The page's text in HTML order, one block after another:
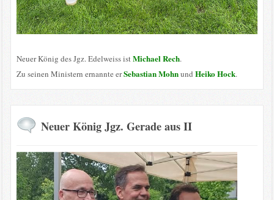
Neuer König des Jgz. Edelweiss istMichael Rech.
Zu seinen Ministern ernannte erSebastian Mohnund Heiko Hock.
Neuer König Jgz. Gerade aus II